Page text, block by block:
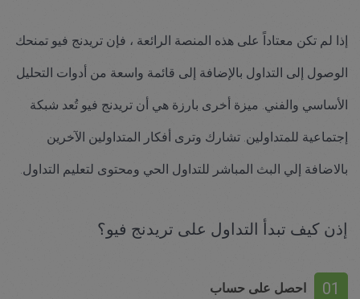
إذا لم تكن معتاداً على هذه المنصة الرائعة ، فإن تريدنج فيو تمنحك
الوصول إلى التداول بالإضافة إلى قائمة واسعة من أدوات التحليل
الأساسي والفني. ميزة أخرى بارزة هي أن تريدنج فيو تُعد شبكة
إجتماعية للمتداولين. تشارك وترى أفكار المتداولين الآخرين
بالاضافة إلي البث المباشر للتداول الحي ومحتوى لتعليم التداول.
إذن كيف تبدأ التداول على تريدنج فيو؟
01 احصل على حساب